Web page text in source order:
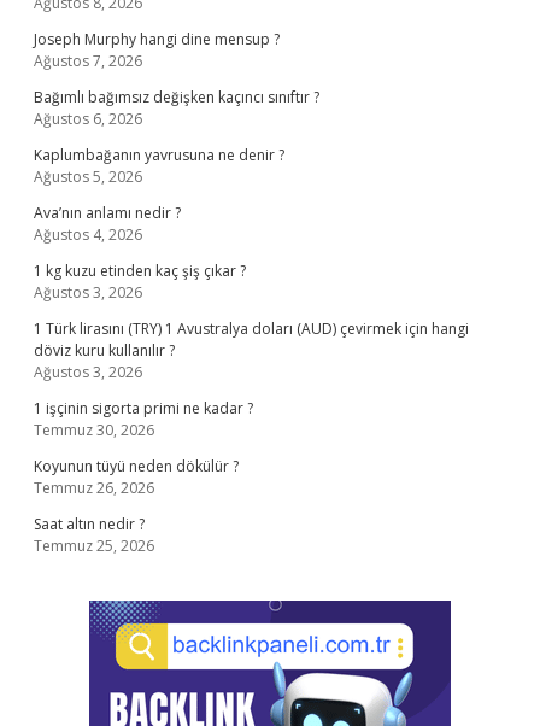
Joseph Murphy hangi dine mensup ?
Ağustos 7, 2026
Bağımlı bağımsız değişken kaçıncı sınıftır ?
Ağustos 6, 2026
Kaplumbağanın yavrusuna ne denir ?
Ağustos 5, 2026
Ava’nın anlamı nedir ?
Ağustos 4, 2026
1 kg kuzu etinden kaç şiş çıkar ?
Ağustos 3, 2026
1 Türk lirasını (TRY) 1 Avustralya doları (AUD) çevirmek için hangi
döviz kuru kullanılır ?
Ağustos 3, 2026
1 işçinin sigorta primi ne kadar ?
Temmuz 30, 2026
Koyunun tüyü neden dökülür ?
Temmuz 26, 2026
Saat altın nedir ?
Temmuz 25, 2026